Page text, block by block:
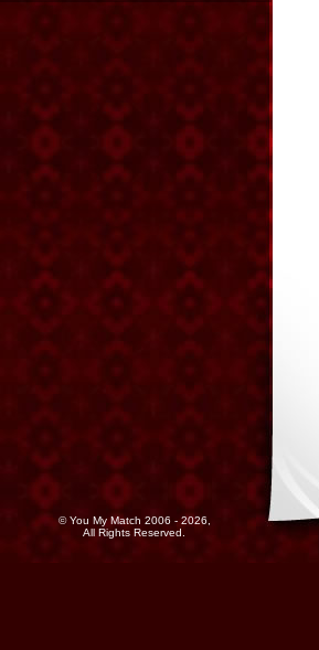
© You My Match 2006 - 2026,
All Rights Reserved.